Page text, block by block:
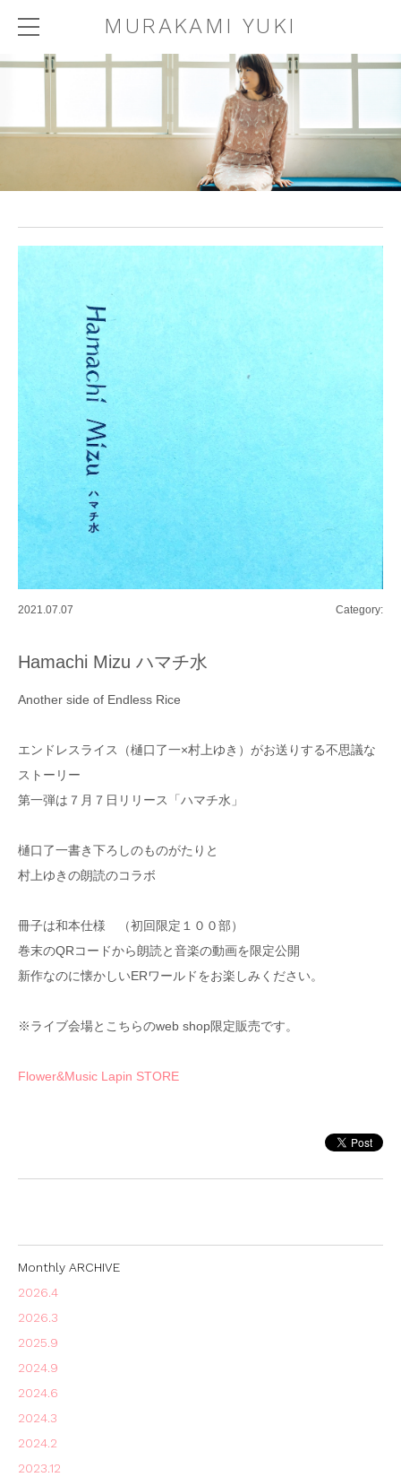
MURAKAMI YUKI
2021.07.07 Category:
Hamachi Mizu ハマチ水
Another side of Endless Rice
エンドレスライス（樋口了一×村上ゆき）がお送りする不思議な
ストーリー
第一弾は７月７日リリース「ハマチ水」
樋口了一書き下ろしのものがたりと
村上ゆきの朗読のコラボ
冊子は和本仕様 （初回限定１００部）
巻末のQRコードから朗読と音楽の動画を限定公開
新作なのに懐かしいERワールドをお楽しみください。
※ライブ会場とこちらのweb shop限定販売です。
Flower&Music Lapin STORE
Monthly ARCHIVE
2026.4
2026.3
2025.9
2024.9
2024.6
2024.3
2024.2
2023.12